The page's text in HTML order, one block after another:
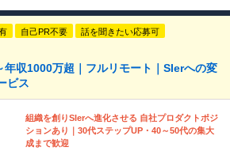
自己PR不要 話を聞きたい応募可
年収1000万超｜フルリモート｜SIerへの変
ビス
組織を創りSIerへ進化させる 自社プロダクトポジ
ションあり｜30代ステップUP・40～50代の集大
成まで歓迎